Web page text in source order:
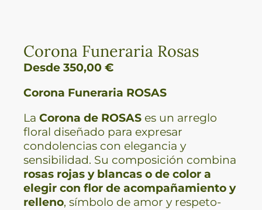
Corona Funeraria Rosas
Desde 350,00 €
Corona Funeraria ROSAS
La Corona de ROSAS es un arreglo
floral diseñado para expresar
condolencias con elegancia y
sensibilidad. Su composición combina
rosas rojas y blancas o de color a
elegir con flor de acompañamiento y
relleno, símbolo de amor y respeto-